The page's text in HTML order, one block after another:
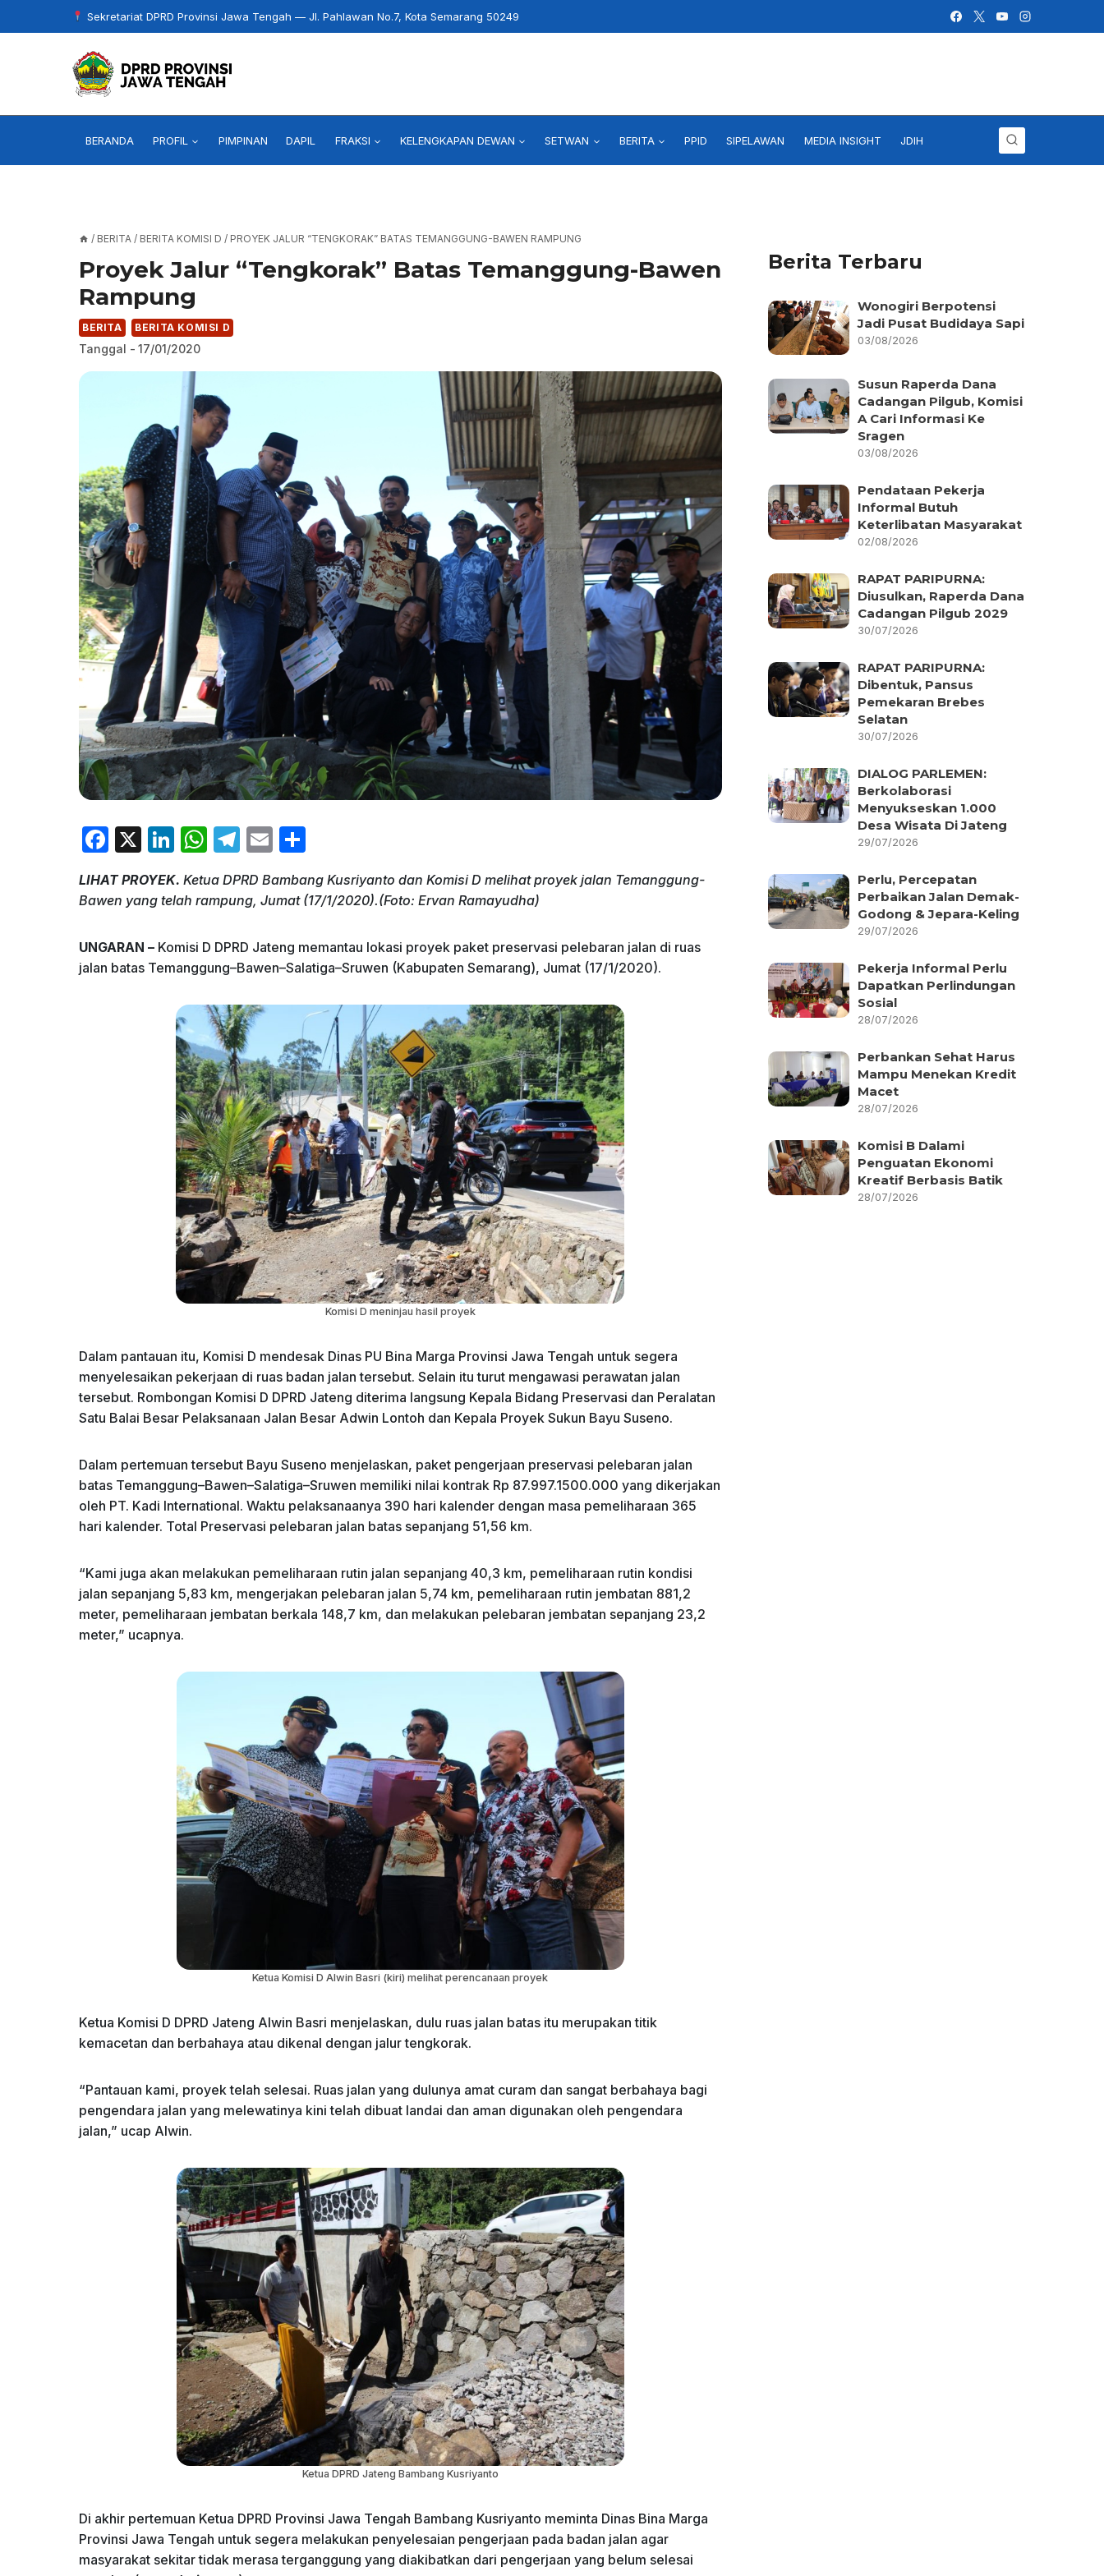
to
Sekretariat DPRD Provinsi Jawa Tengah — Jl. Pahlawan No.7, Kota Semarang 50249
BERANDA PROFIL PIMPINAN DAPIL FRAKSI KELENGKAPAN DEWAN SETWAN BERITA PPID SIPELAWAN MEDIA INSIGHT JDIH
/ BERITA / BERITA KOMISI D / PROYEK JALUR “TENGKORAK” BATAS TEMANGGUNG-BAWEN RAMPUNG
Proyek Jalur “Tengkorak” Batas Temanggung-Bawen
Rampung
BERITA BERITA KOMISI D
Tanggal - 17/01/2020
F
c
b
o
X
Li
k
dI
n
W
at
s
A
p
p
T
e
gr
a
m
E
ai ar
LIHAT PROYEK. Ketua DPRD Bambang Kusriyanto dan Komisi D melihat proyek jalan Temanggung-
Bawen yang telah rampung, Jumat (17/1/2020).(Foto: Ervan Ramayudha)
UNGARAN – Komisi D DPRD Jateng memantau lokasi proyek paket preservasi pelebaran jalan di ruas
jalan batas Temanggung–Bawen–Salatiga–Sruwen (Kabupaten Semarang), Jumat (17/1/2020).
Komisi D meninjau hasil proyek
Dalam pantauan itu, Komisi D mendesak Dinas PU Bina Marga Provinsi Jawa Tengah untuk segera
menyelesaikan pekerjaan di ruas badan jalan tersebut. Selain itu turut mengawasi perawatan jalan
tersebut. Rombongan Komisi D DPRD Jateng diterima langsung Kepala Bidang Preservasi dan Peralatan
Satu Balai Besar Pelaksanaan Jalan Besar Adwin Lontoh dan Kepala Proyek Sukun Bayu Suseno.
Dalam pertemuan tersebut Bayu Suseno menjelaskan, paket pengerjaan preservasi pelebaran jalan
batas Temanggung–Bawen–Salatiga–Sruwen memiliki nilai kontrak Rp 87.997.1500.000 yang dikerjakan
oleh PT. Kadi International. Waktu pelaksanaanya 390 hari kalender dengan masa pemeliharaan 365
hari kalender. Total Preservasi pelebaran jalan batas sepanjang 51,56 km.
“Kami juga akan melakukan pemeliharaan rutin jalan sepanjang 40,3 km, pemeliharaan rutin kondisi
jalan sepanjang 5,83 km, mengerjakan pelebaran jalan 5,74 km, pemeliharaan rutin jembatan 881,2
meter, pemeliharaan jembatan berkala 148,7 km, dan melakukan pelebaran jembatan sepanjang 23,2
meter,” ucapnya.
Ketua Komisi D Alwin Basri (kiri) melihat perencanaan proyek
Ketua Komisi D DPRD Jateng Alwin Basri menjelaskan, dulu ruas jalan batas itu merupakan titik
kemacetan dan berbahaya atau dikenal dengan jalur tengkorak.
“Pantauan kami, proyek telah selesai. Ruas jalan yang dulunya amat curam dan sangat berbahaya bagi
pengendara jalan yang melewatinya kini telah dibuat landai dan aman digunakan oleh pengendara
jalan,” ucap Alwin.
Ketua DPRD Jateng Bambang Kusriyanto
Di akhir pertemuan Ketua DPRD Provinsi Jawa Tengah Bambang Kusriyanto meminta Dinas Bina Marga
Provinsi Jawa Tengah untuk segera melakukan penyelesaian pengerjaan pada badan jalan agar
masyarakat sekitar tidak merasa terganggung yang diakibatkan dari pengerjaan yang belum selesai
Berita Terbaru
Wonogiri Berpotensi
Jadi Pusat Budidaya Sapi
03/08/2026
Susun Raperda Dana
Cadangan Pilgub, Komisi
A Cari Informasi Ke
Sragen
03/08/2026
Pendataan Pekerja
Informal Butuh
Keterlibatan Masyarakat
02/08/2026
RAPAT PARIPURNA:
Diusulkan, Raperda Dana
Cadangan Pilgub 2029
30/07/2026
RAPAT PARIPURNA:
Dibentuk, Pansus
Pemekaran Brebes
Selatan
30/07/2026
DIALOG PARLEMEN:
Berkolaborasi
Menyukseskan 1.000
Desa Wisata Di Jateng
29/07/2026
Perlu, Percepatan
Perbaikan Jalan Demak-
Godong & Jepara-Keling
29/07/2026
Pekerja Informal Perlu
Dapatkan Perlindungan
Sosial
28/07/2026
Perbankan Sehat Harus
Mampu Menekan Kredit
Macet
28/07/2026
Komisi B Dalami
Penguatan Ekonomi
Kreatif Berbasis Batik
28/07/2026